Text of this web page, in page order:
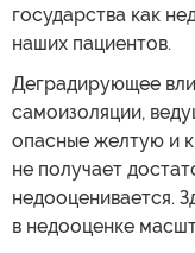
государства как
наших пациентов.
Деградирующее
самоизоляции,
опасные желтую и
не получает
недооценивается.
в недооценке